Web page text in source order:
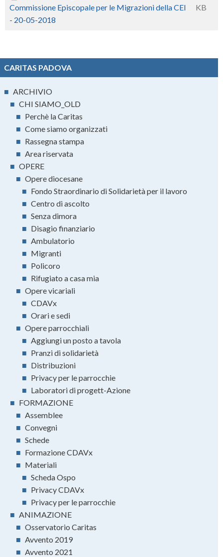
Commissione Episcopale per le Migrazioni della CEI
- 20-05-2018
KB
CARITAS PADOVA
■ ARCHIVIO
■ CHI SIAMO_OLD
■ Perchè la Caritas
■ Come siamo organizzati
■ Rassegna stampa
■ Area riservata
■ OPERE
■ Opere diocesane
■ Fondo Straordinario di Solidarietà per il lavoro
■ Centro di ascolto
■ Senza dimora
■ Disagio finanziario
■ Ambulatorio
■ Migranti
■ Policoro
■ Rifugiato a casa mia
■ Opere vicariali
■ CDAVx
■ Orari e sedi
■ Opere parrocchiali
■ Aggiungi un posto a tavola
■ Pranzi di solidarietà
■ Distribuzioni
■ Privacy per le parrocchie
■ Laboratori di progett-Azione
■ FORMAZIONE
■ Assemblee
■ Convegni
■ Schede
■ Formazione CDAVx
■ Materiali
■ Scheda Ospo
■ Privacy CDAVx
■ Privacy per le parrocchie
■ ANIMAZIONE
■ Osservatorio Caritas
■ Avvento 2019
■ Avvento 2021